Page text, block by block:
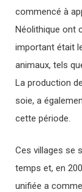
commencé à
Néolithique ont
important était
animaux, tels
La production
soie, a
cette période.
Ces villages se
temps et, en
unifiée a